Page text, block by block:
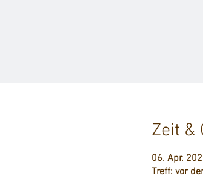
Zeit &
06. Apr.
Treff: vor